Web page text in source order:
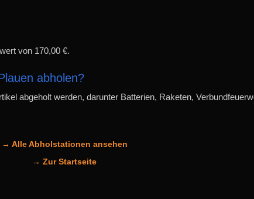
von 170,00 €.
abholen?
abgeholt werden, darunter Batterien, Raketen,
→ Alle Abholstationen ansehen
→ Zur Startseite